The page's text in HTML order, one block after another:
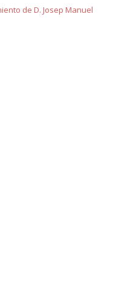
de D. Josep Manuel